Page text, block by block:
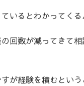
いるとわかってくる
回数が減ってきて
が経験を積むとい